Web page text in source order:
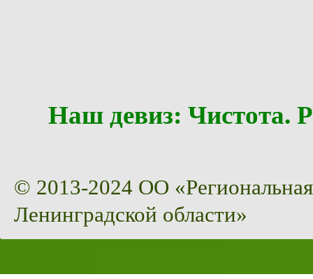
Наш девиз:
© 2013-2024 ОО
Ленинградской области»